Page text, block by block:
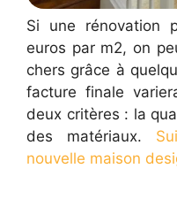
Si une rénovation
euros par m2, on
chers grâce à
facture finale
deux critères : la
des matériaux.
nouvelle maison